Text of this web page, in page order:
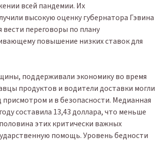
всей пандемии. Их
высокую оценку губернатора Гэвина
переговоры по плану
повышение низких ставок для
поддерживали экономику во время
продуктов и водители доставки могли
присмотром и в безопасности. Медианная
составила 13,43 доллара, что меньше
этих критически важных
помощь. Уровень бедности